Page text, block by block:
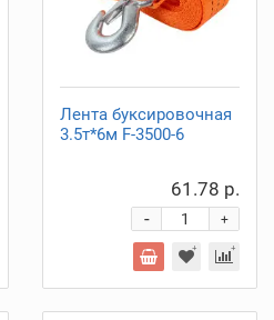
Лента буксировочная
3.5т*6м F-3500-6
61.78 р.
+
-